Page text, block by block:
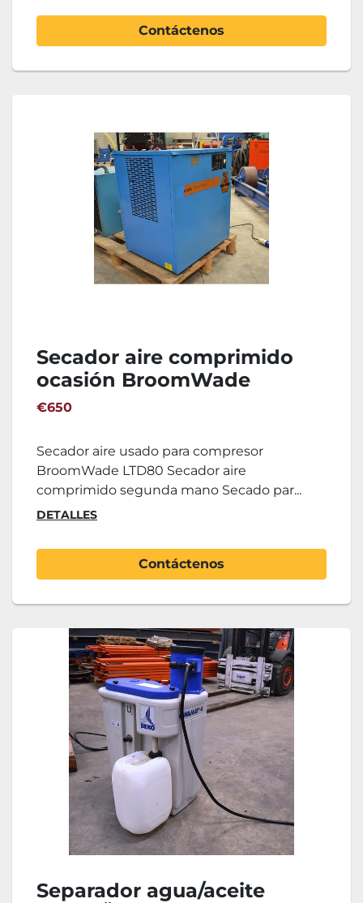
Contáctenos
Secador aire comprimido
ocasión BroomWade
€650
Secador aire usado para compresor
BroomWade LTD80 Secador aire
comprimido segunda mano Secado par...
DETALLES
Contáctenos
Separador agua/aceite